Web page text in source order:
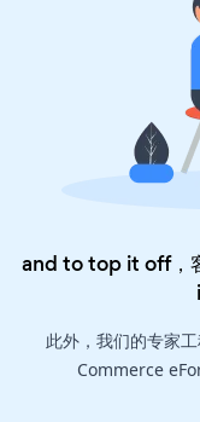
and to top it off，
此外，我们的专家
Commerce